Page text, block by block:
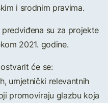
i srodnim pravima.
su za projekte
2021. godine.
će se:
umjetnički relevantnih
promoviraju glazbu koja